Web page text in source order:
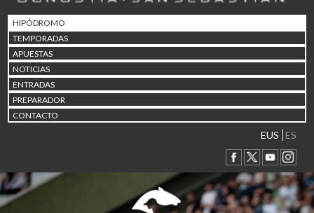
HIPÓDROMO
TEMPORADAS
APUESTAS
NOTICIAS
ENTRADAS
PREPARADOR
CONTACTO
EUS ES
15/08 17:05 Abuztuaren 15a / 15 de
23/08 17:30 Abuztuaren 23a / 23 de
30/08 17:30 Abuztuaren 30a / 30 de
02/09 11:15
06/09 17:30 Irailaren 6a / 6 de
Irailaren 13a / 13 de
30/09 11:30 Irailaren 30a / 30 de